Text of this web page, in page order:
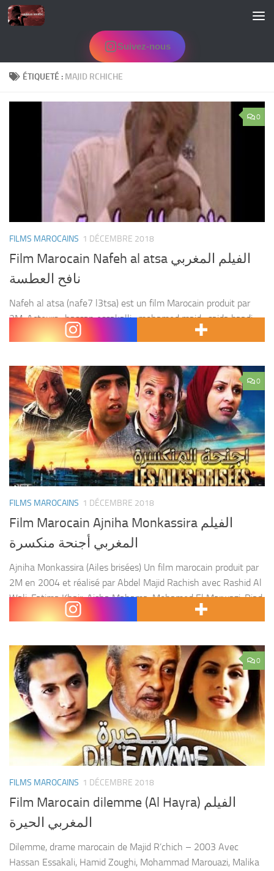
Skip to content
Suivez-nous
ÉTIQUETÉ : MAJID RCHICHE
0
FILMS MAROCAINS 1 DÉCEMBRE 2018
Film Marocain Nafeh al atsa الفيلم المغربي
نافح العطسة
Nafeh al atsa (nafe7 l3tsa) est un film Marocain produit par
2M. Acteurs : hassan essakalli , mohamed majd , saida baadi ,
mustapha salamat , zakaria atifi , abdessamad miftah el keir ,...
0
FILMS MAROCAINS 1 DÉCEMBRE 2018
Film Marocain Ajniha Monkassira الفيلم
المغربي أجنحة منكسرة
Ajniha Monkassira (Ailes brisées) Un film marocain produit par
2M en 2004 et réalisé par Abdel Majid Rachish avec Rashid Al
Wali, Fatima Khair, Aisha Mahama, Mohamed El Marwazi, Riad
Shiva et Abdel Fattah...
0
FILMS MAROCAINS 1 DÉCEMBRE 2018
Film Marocain dilemme (Al Hayra) الفيلم
المغربي الحيرة
Dilemme, drame marocain de Majid R’chich – 2003 Avec
Hassan Essakali, Hamid Zoughi, Mohammad Marouazi, Malika